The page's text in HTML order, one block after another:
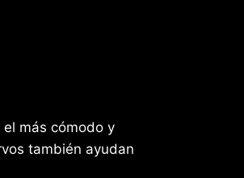
más cómodo y
también ayudan